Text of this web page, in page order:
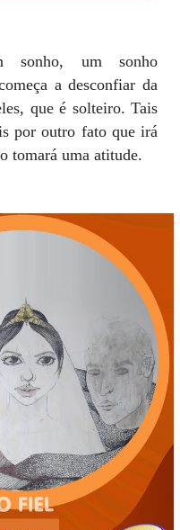
sonho, um sonho
a desconfiar da
que é solteiro. Tais
por outro fato que irá
tomará uma atitude.